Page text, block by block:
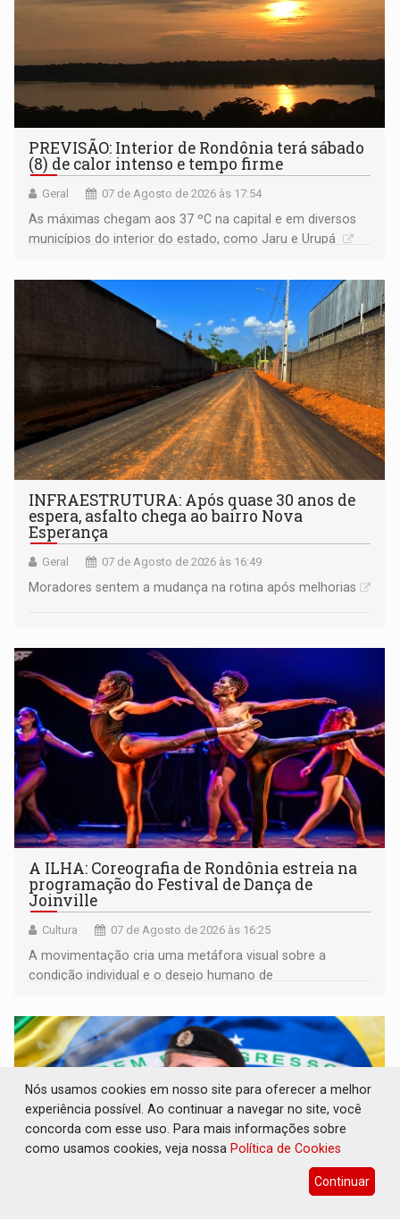
PREVISÃO: Interior de Rondônia terá sábado
(8) de calor intenso e tempo firme
Geral 07 de Agosto de 2026 às 17:54
As máximas chegam aos 37 ºC na capital e em diversos
municípios do interior do estado, como Jaru e Urupá
INFRAESTRUTURA: Após quase 30 anos de
espera, asfalto chega ao bairro Nova
Esperança
Geral 07 de Agosto de 2026 às 16:49
Moradores sentem a mudança na rotina após melhorias
A ILHA: Coreografia de Rondônia estreia na
programação do Festival de Dança de
Joinville
Cultura 07 de Agosto de 2026 às 16:25
A movimentação cria uma metáfora visual sobre a
condição individual e o desejo humano de
Nós usamos cookies em nosso site para oferecer a melhor
experiência possível. Ao continuar a navegar no site, você
concorda com esse uso. Para mais informações sobre
como usamos cookies, veja nossa Política de Cookies
Continuar